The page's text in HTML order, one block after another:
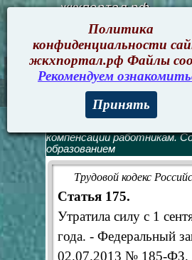
жкхпортал.рф
Трудовой кодекс
компенсации работникам.
образованием
Трудовой кодекс
Статья 175.
Утратила силу с 1
года. - Федеральный
02.07.2013 № 185-ФЗ.
Политика
конфиденциальности
жкхпортал.рф Файлы
Рекомендуем
Принять